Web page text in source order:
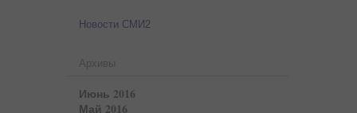
Новости СМИ2
Архивы
Июнь 2016
Май 2016